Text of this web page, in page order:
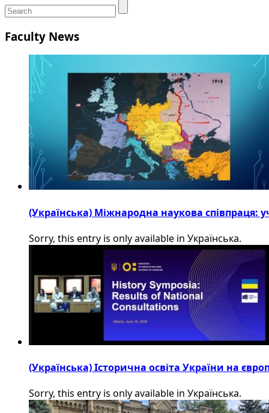
Faculty News
(Українська) Міжнародна наукова співпраця:
Sorry, this entry is only available in Українська.
(Українська) Історична освіта України на
Sorry, this entry is only available in Українська.